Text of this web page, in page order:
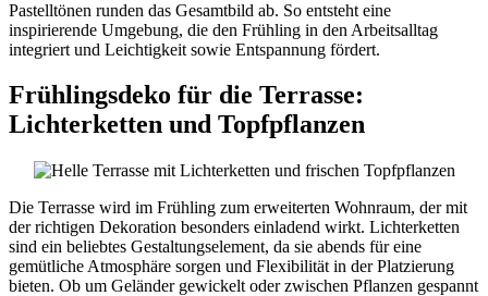
Pastelltönen runden das Gesamtbild ab. So entsteht eine
inspirierende Umgebung, die den Frühling in den Arbeitsalltag
integriert und Leichtigkeit sowie Entspannung fördert.
Frühlingsdeko für die Terrasse:
Lichterketten und Topfpflanzen
Die Terrasse wird im Frühling zum erweiterten Wohnraum, der mit
der richtigen Dekoration besonders einladend wirkt. Lichterketten
sind ein beliebtes Gestaltungselement, da sie abends für eine
gemütliche Atmosphäre sorgen und Flexibilität in der Platzierung
bieten. Ob um Geländer gewickelt oder zwischen Pflanzen gespannt